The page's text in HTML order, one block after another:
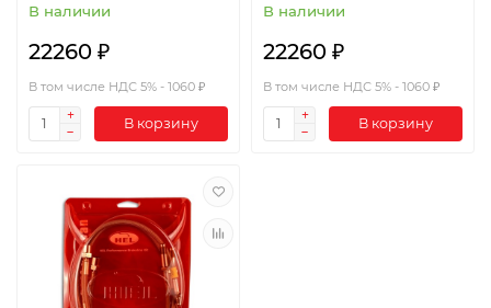
В наличии
22260 ₽
В том числе НДС 5% - 1060 ₽
В корзину
В наличии
22260 ₽
В том числе НДС 5% - 1060 ₽
В корзину